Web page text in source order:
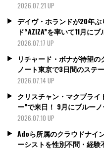
2026.07.21 UP
デイヴ・ホランドが20年
ド“AZIZA”を率いて11月に
2026.07.17 UP
リチャード・ボナが待望
ノート東京で3日間のステ
2026.07.14 UP
クリスチャン・マクブラ
ー”で来日！ 9月にブルー
2026.07.10 UP
Adoら所属のクラウドナイ
ーシストを性別不問・経験